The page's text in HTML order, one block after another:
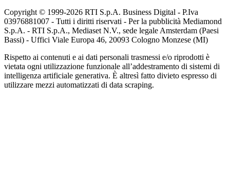
Copyright © 1999-2026 RTI S.p.A. Business Digital - P.Iva
03976881007 - Tutti i diritti riservati - Per la pubblicità Mediamond
S.p.A. - RTI S.p.A., Mediaset N.V., sede legale Amsterdam (Paesi
Bassi) - Uffici Viale Europa 46, 20093 Cologno Monzese (MI)
Rispetto ai contenuti e ai dati personali trasmessi e/o riprodotti è
vietata ogni utilizzazione funzionale all’addestramento di sistemi di
intelligenza artificiale generativa. È altresì fatto divieto espresso di
utilizzare mezzi automatizzati di data scraping.